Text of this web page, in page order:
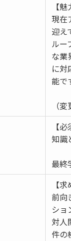
【魅
現在
迎え
ルー
な業
に対
能で
（
【必
知識
最終
【
前向
ショ
対人
件の